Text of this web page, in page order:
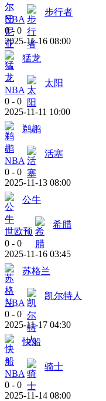
NBA
步行者
0 - 0
2025-11-16 08:00
猛龙
NBA
太阳
0 - 0
2025-11-11 10:00
鹈鹕
NBA
活塞
0 - 0
2025-11-13 08:00
公牛
世欧预
希腊
0 - 0
2025-11-16 03:45
苏格兰
NBA
凯尔特人
0 - 0
2025-11-17 04:30
快船
NBA
骑士
0 - 0
2025-11-14 08:00